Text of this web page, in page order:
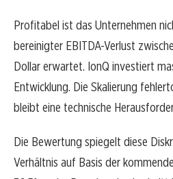
Profitabel ist das Unternehmen
bereinigter EBITDA-Verlust
Dollar erwartet. IonQ investiert
Entwicklung. Die Skalierung
bleibt eine technische
Die Bewertung spiegelt diese
Verhältnis auf Basis der